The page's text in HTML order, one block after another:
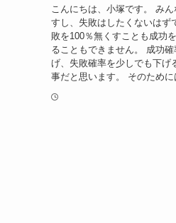
こんにちは、小塚です。 み
すし、失敗はしたくないはず
敗を100％無くすことも成功
ることもできません。 成功
げ、失敗確率を少しでも下げ
事だと思います。 そのため